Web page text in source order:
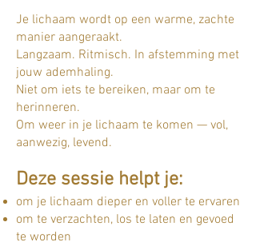
Je lichaam wordt op een warme, zachte
manier aangeraakt.
Langzaam. Ritmisch. In afstemming met
jouw ademhaling.
Niet om iets te bereiken, maar om te
herinneren.
Om weer in je lichaam te komen — vol,
aanwezig, levend.
Deze sessie helpt je:
om je lichaam dieper en voller te ervaren
om te verzachten, los te laten en gevoed
te worden